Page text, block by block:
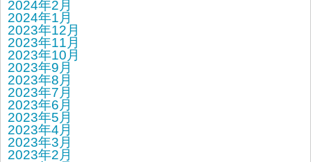
2024年2月
2024年1月
2023年12月
2023年11月
2023年10月
2023年9月
2023年8月
2023年7月
2023年6月
2023年5月
2023年4月
2023年3月
2023年2月